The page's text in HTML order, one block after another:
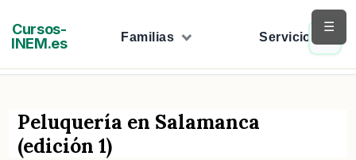
contenido
Cursos-
INEM.es
Familias Servicios
Peluquería en Salamanca
(edición 1)
☰